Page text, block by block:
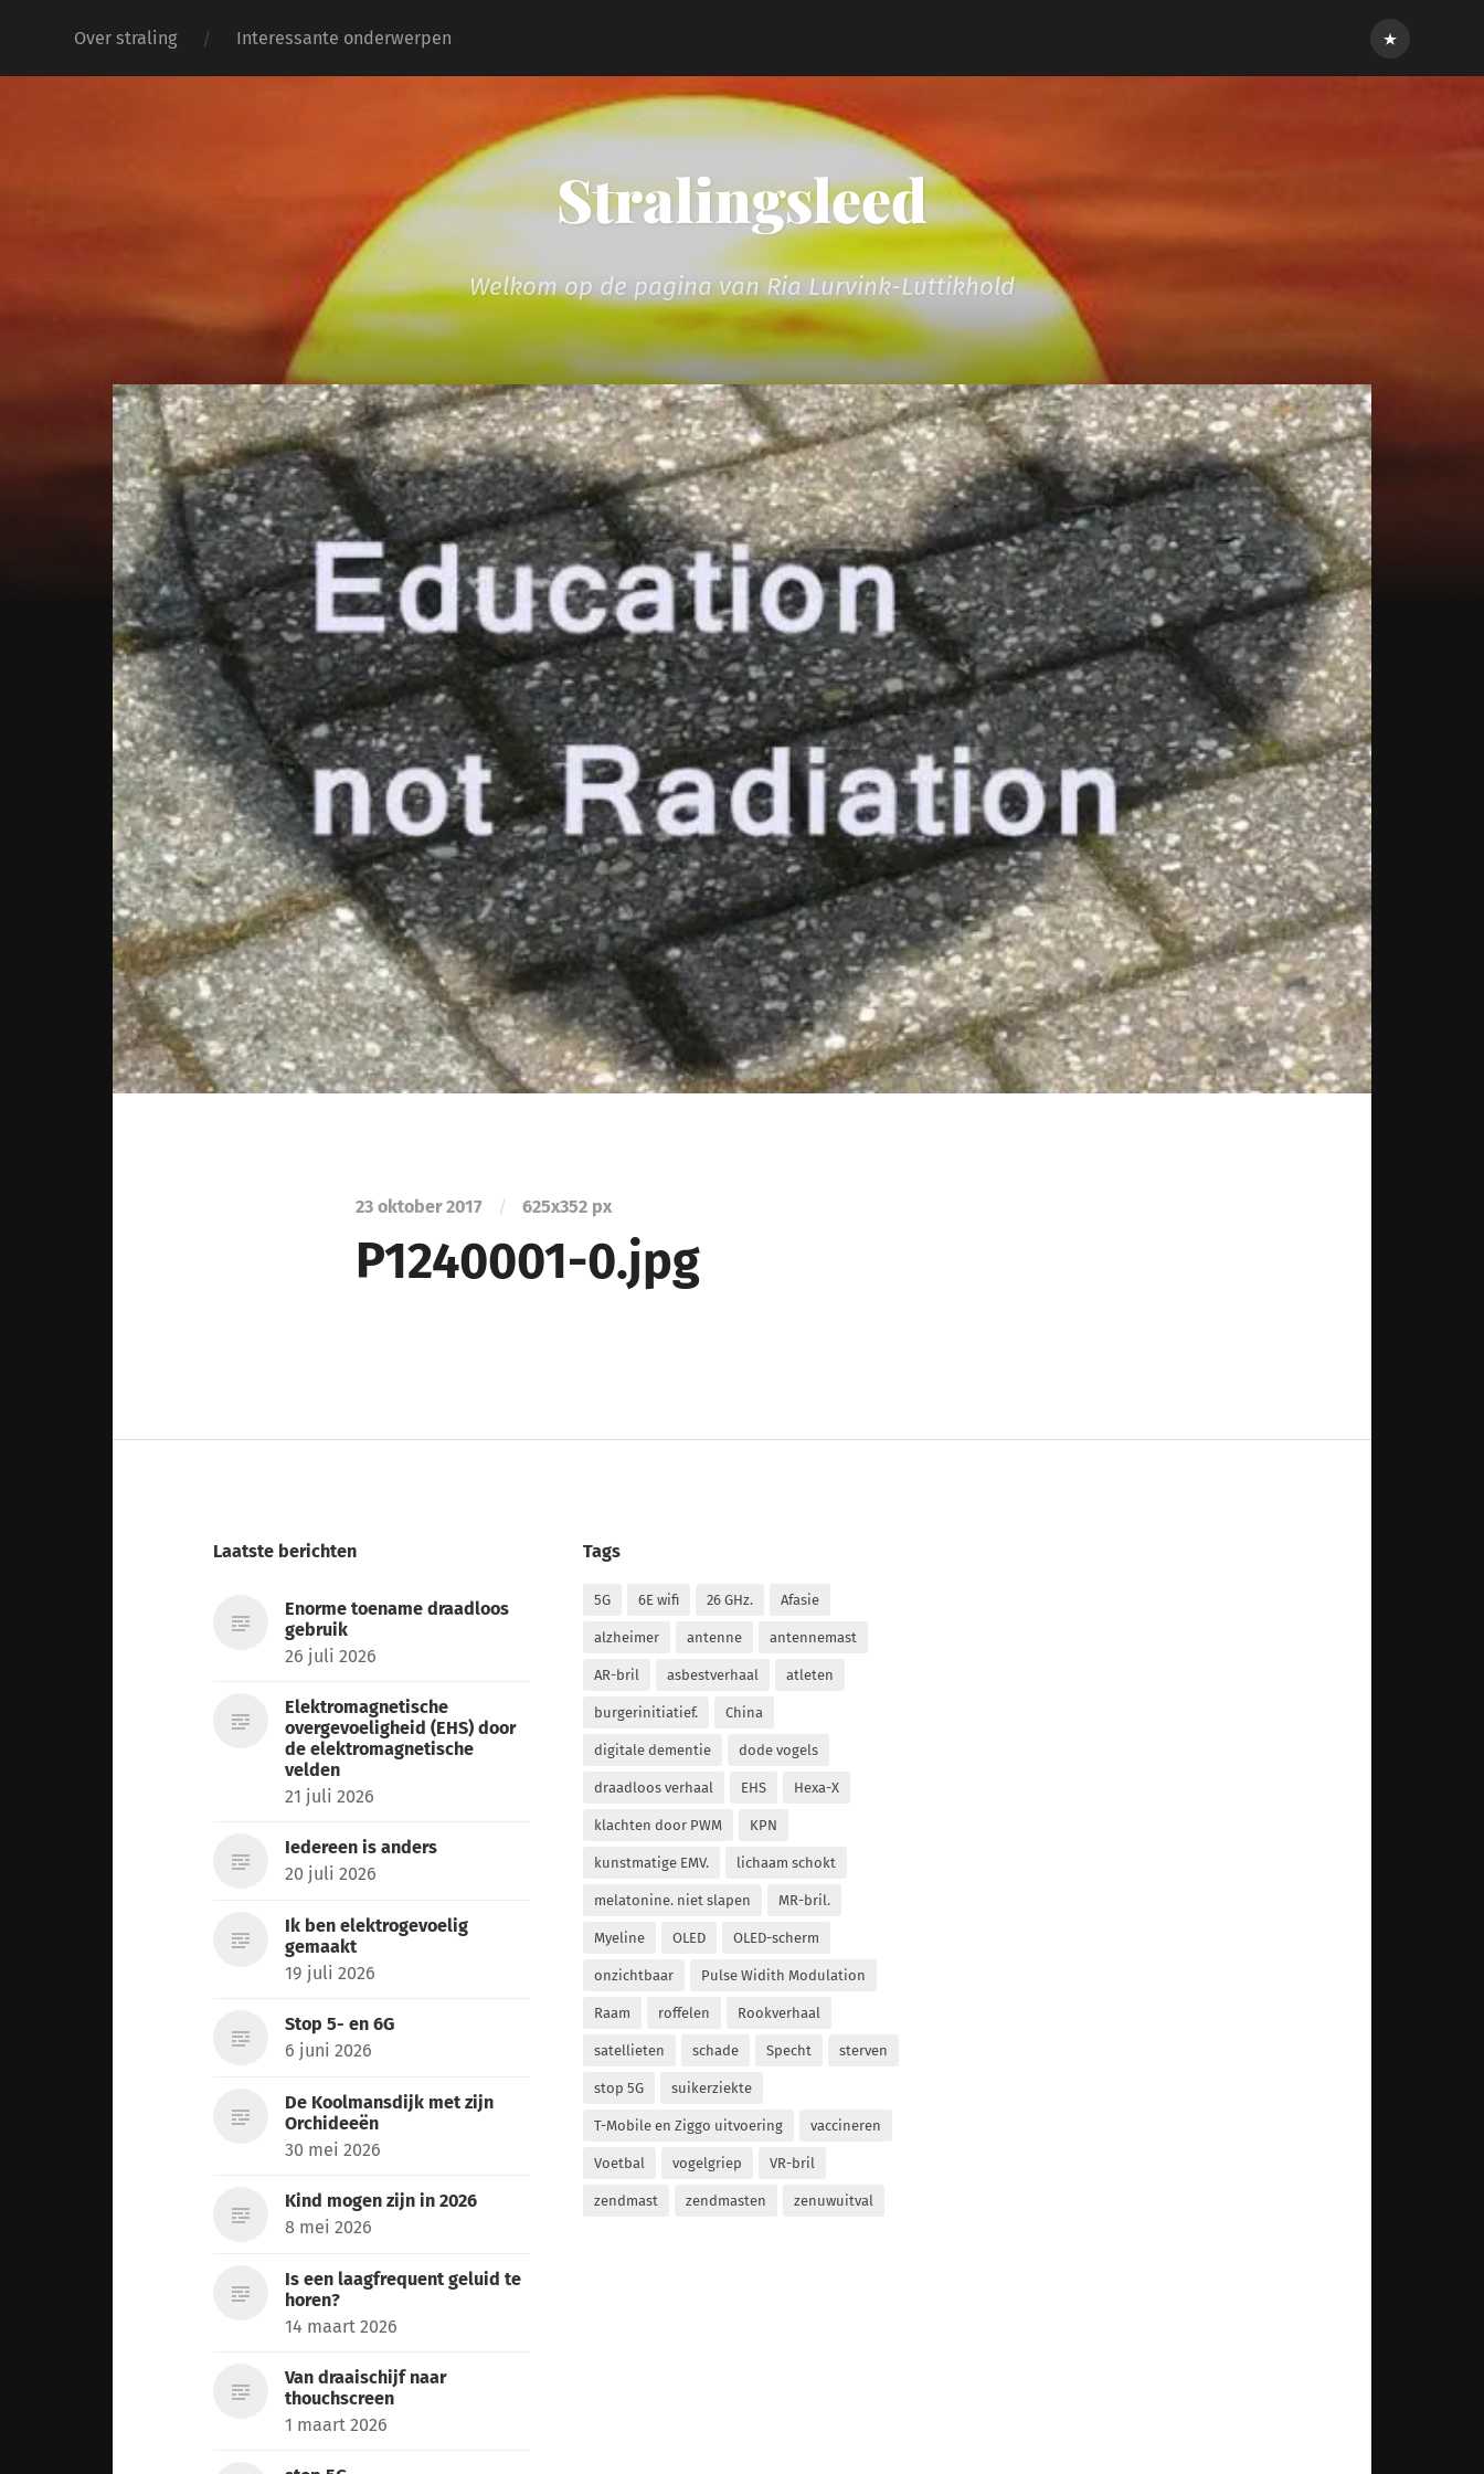
Over straling Interessante onderwerpen Inloggen
Stralingsleed
Welkom op de pagina van Ria Lurvink-Luttikhold
23 oktober 2017 / 625x352 px
P1240001-0.jpg
Laatste berichten
Enorme toename draadloos
gebruik
26 juli 2026
Elektromagnetische
overgevoeligheid (EHS) door
de elektromagnetische
velden
21 juli 2026
Iedereen is anders
20 juli 2026
Ik ben elektrogevoelig
gemaakt
19 juli 2026
Stop 5- en 6G
6 juni 2026
De Koolmansdijk met zijn
Orchideeën
30 mei 2026
Kind mogen zijn in 2026
8 mei 2026
Is een laagfrequent geluid te
horen?
14 maart 2026
Van draaischijf naar
thouchscreen
1 maart 2026
Tags
5G 6E wifi 26 GHz. Afasie
alzheimer antenne antennemast
AR-bril asbestverhaal atleten
burgerinitiatief. China
digitale dementie dode vogels
draadloos verhaal EHS Hexa-X
klachten door PWM KPN
kunstmatige EMV. lichaam schokt
melatonine. niet slapen MR-bril.
Myeline OLED OLED-scherm
onzichtbaar Pulse Widith Modulation
Raam roffelen Rookverhaal
satellieten schade Specht sterven
stop 5G suikerziekte
T-Mobile en Ziggo uitvoering vaccineren
Voetbal vogelgriep VR-bril
zendmast zendmasten zenuwuitval